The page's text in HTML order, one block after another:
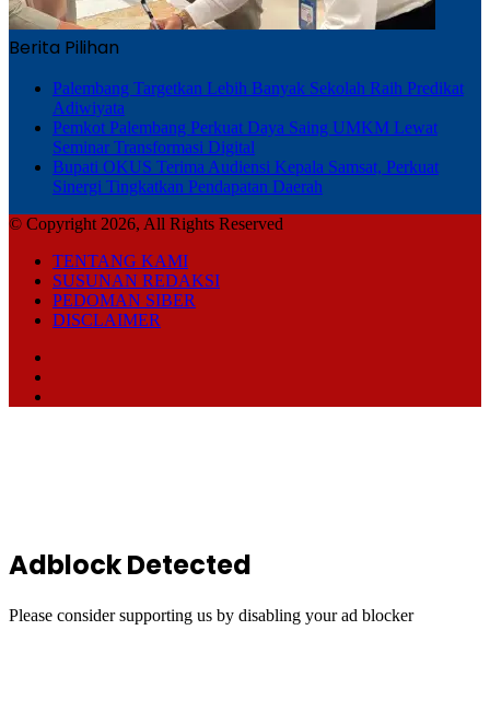
Berita Pilihan
Palembang Targetkan Lebih Banyak Sekolah Raih Predikat
Adiwiyata
Pemkot Palembang Perkuat Daya Saing UMKM Lewat
Seminar Transformasi Digital
Bupati OKUS Terima Audiensi Kepala Samsat, Perkuat
Sinergi Tingkatkan Pendapatan Daerah
© Copyright 2026, All Rights Reserved
TENTANG KAMI
SUSUNAN REDAKSI
PEDOMAN SIBER
DISCLAIMER
Adblock Detected
Please consider supporting us by disabling your ad blocker